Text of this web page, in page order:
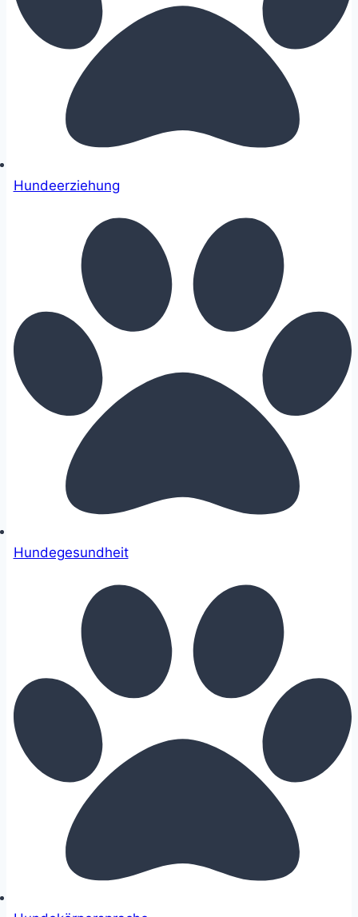
Hundeerziehung
Hundegesundheit